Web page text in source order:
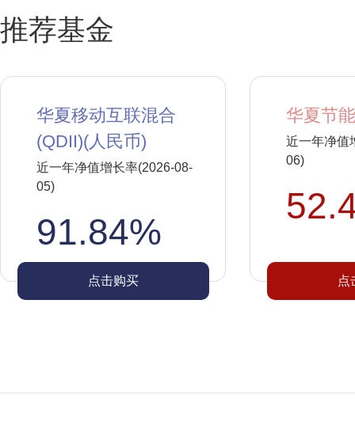
推荐基金
华夏移动互联混合
(QDII)(人民币)
近一年净值增长率(2026-08-
05)
91.84%
点击购买
华夏节
近一年净值
06)
点